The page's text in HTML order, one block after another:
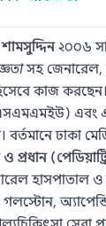
২০০৬
সহ জেনারেল,
কাজ
বর্তমানে ঢাকা
প্রধান
হাসপাতাল ও
গলস্টোন,